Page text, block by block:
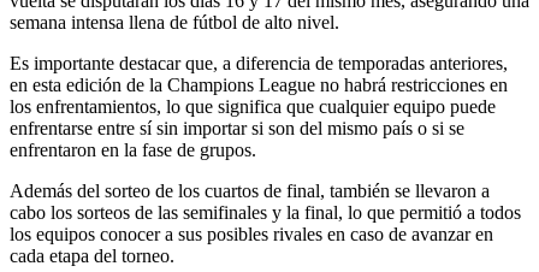
semana intensa llena de fútbol de alto nivel.
Es importante destacar que, a diferencia de temporadas anteriores,
en esta edición de la Champions League no habrá restricciones en
los enfrentamientos, lo que significa que cualquier equipo puede
enfrentarse entre sí sin importar si son del mismo país o si se
enfrentaron en la fase de grupos.
Además del sorteo de los cuartos de final, también se llevaron a
cabo los sorteos de las semifinales y la final, lo que permitió a todos
los equipos conocer a sus posibles rivales en caso de avanzar en
cada etapa del torneo.